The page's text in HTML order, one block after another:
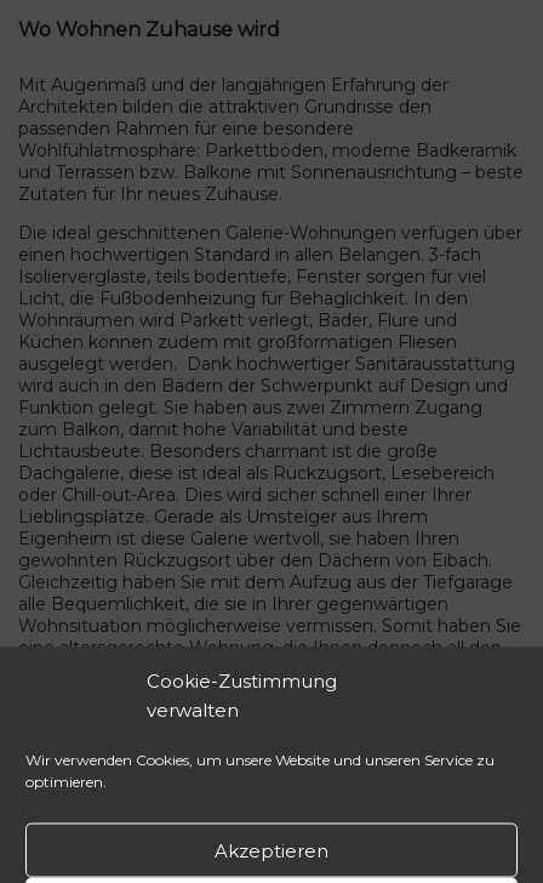
Cookie-Zustimmung
verwalten
Wir verwenden Cookies, um unsere Website und unseren Service zu
optimieren.
Akzeptieren
Wo Wohnen Zuhause wird
Mit Augenmaß und der langjährigen Erfahrung der
Architekten bilden die attraktiven Grundrisse den
passenden Rahmen für eine besondere
Wohlfühlatmosphäre: Parkettböden, moderne Badkeramik
und Terrassen bzw. Balkone mit Sonnenausrichtung – beste
Zutaten für Ihr neues Zuhause.
Die ideal geschnittenen Galerie-Wohnungen verfügen über
einen hochwertigen Standard in allen Belangen. 3-fach
Isolierverglaste, teils bodentiefe, Fenster sorgen für viel
Licht, die Fußbodenheizung für Behaglichkeit. In den
Wohnräumen wird Parkett verlegt, Bäder, Flure und
Küchen können zudem mit großformatigen Fliesen
ausgelegt werden. Dank hochwertiger Sanitärausstattung
wird auch in den Bädern der Schwerpunkt auf Design und
Funktion gelegt. Sie haben aus zwei Zimmern Zugang
zum Balkon, damit hohe Variabilität und beste
Lichtausbeute. Besonders charmant ist die große
Dachgalerie, diese ist ideal als Rückzugsort, Lesebereich
oder Chill-out-Area. Dies wird sicher schnell einer Ihrer
Lieblingsplätze. Gerade als Umsteiger aus Ihrem
Eigenheim ist diese Galerie wertvoll, sie haben Ihren
gewohnten Rückzugsort über den Dächern von Eibach.
Gleichzeitig haben Sie mit dem Aufzug aus der Tiefgarage
alle Bequemlichkeit, die sie in Ihrer gegenwärtigen
Wohnsituation möglicherweise vermissen. Somit haben Sie
eine altersgerechte Wohnung, die Ihnen dennoch all den
Luxus bietet, den Sie sich verdient haben.
Die Umgebung